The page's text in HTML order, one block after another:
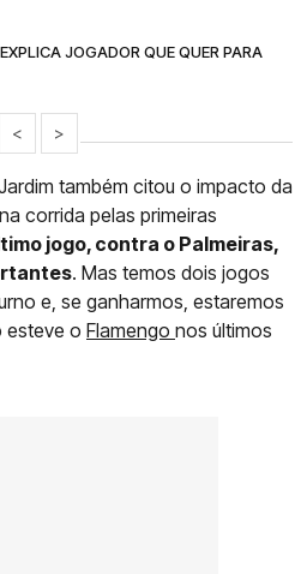
JOGADOR QUE QUER PARA
< >
também citou o impacto da
corrida pelas primeiras
jogo, contra o Palmeiras,
. Mas temos dois jogos
e, se ganharmos, estaremos
esteve o Flamengo nos últimos